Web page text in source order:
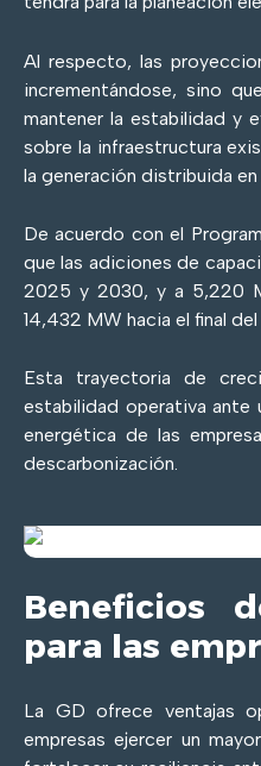
Al respecto, las
incrementándose, sino
mantener la estabilidad y
sobre la infraestructura
la generación distribuida
De acuerdo con el
que las adiciones de
2025 y 2030, y a 5,220
14,432 MW hacia el final
Esta trayectoria de
estabilidad operativa ante
energética de las
descarbonización.
Beneficios
para las
La GD ofrece ventajas
empresas ejercer un